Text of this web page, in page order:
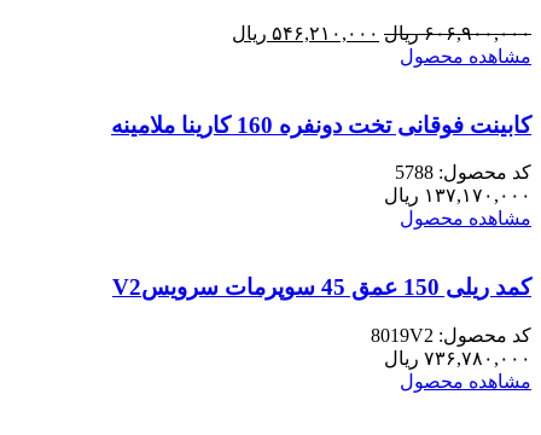
۶۰۶,۹۰۰,۰۰۰ ریال قیمت
۵۴۶,۲۱۰,۰۰۰ ریال
مشاهده محصول
کابینت فوقانی تخت دونفره 160 کارینا ملامینه
کد محصول: 5788
۱۳۷,۱۷۰,۰۰۰ ریال
مشاهده محصول
کمد ریلی 150 عمق 45 سوپرمات سرویسV2
کد محصول: 8019V2
۷۳۶,۷۸۰,۰۰۰ ریال
مشاهده محصول